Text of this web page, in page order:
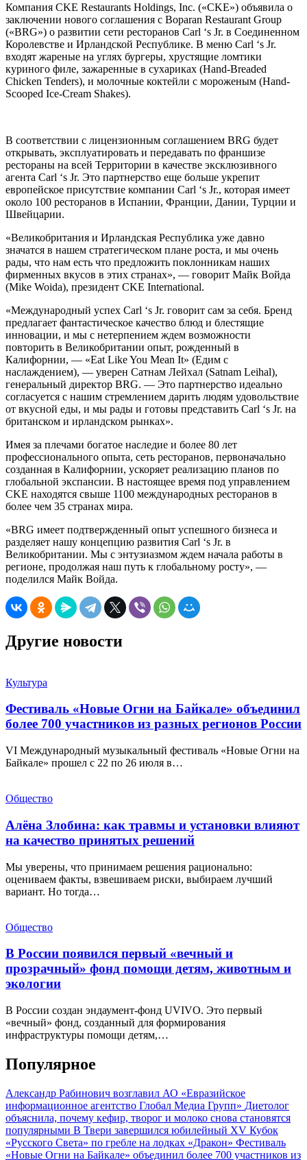
Компания CKE Restaurants Holdings, Inc. («CKE») объявила о
заключении нового соглашения с Boparan Restaurant Group
(«BRG») о развитии сети ресторанов Carl ‘s Jr. в Соединенном
Королевстве и Ирландской Республике. В меню Carl ‘s Jr.
входят жареные на углях бургеры, хрустящие ломтики
куриного филе, зажаренные в сухариках (Hand-Breaded
Chicken Tenders), и молочные коктейли с мороженым (Hand-
Scooped Ice-Cream Shakes).
В соответствии с лицензионным соглашением BRG будет
открывать, эксплуатировать и передавать по франшизе
рестораны на всей Территории в качестве эксклюзивного
агента Carl ‘s Jr. Это партнерство еще больше укрепит
европейское присутствие компании Carl ‘s Jr., которая имеет
около 100 ресторанов в Испании, Франции, Дании, Турции и
Швейцарии.
«Великобритания и Ирландская Республика уже давно
значатся в нашем стратегическом плане роста, и мы очень
рады, что нам есть что предложить поклонникам наших
фирменных вкусов в этих странах», — говорит Майк Войда
(Mike Woida), президент CKE International.
«Международный успех Carl ‘s Jr. говорит сам за себя. Бренд
предлагает фантастическое качество блюд и блестящие
инновации, и мы с нетерпением ждем возможности
повторить в Великобритании опыт, рожденный в
Калифорнии, — «Eat Like You Mean It» (Едим с
наслаждением), — уверен Сатнам Лейхал (Satnam Leihal),
генеральный директор BRG. — Это партнерство идеально
согласуется с нашим стремлением дарить людям удовольствие
от вкусной еды, и мы рады и готовы представить Carl ‘s Jr. на
британском и ирландском рынках».
Имея за плечами богатое наследие и более 80 лет
профессионального опыта, сеть ресторанов, первоначально
созданная в Калифорнии, ускоряет реализацию планов по
глобальной экспансии. В настоящее время под управлением
CKE находятся свыше 1100 международных ресторанов в
более чем 35 странах мира.
«BRG имеет подтвержденный опыт успешного бизнеса и
разделяет нашу концепцию развития Carl ‘s Jr. в
Великобритании. Мы с энтузиазмом ждем начала работы в
регионе, продолжая наш путь к глобальному росту», —
поделился Майк Войда.
Другие новости
Культура
Фестиваль «Новые Огни на Байкале» объединил
более 700 участников из разных регионов России
VI Международный музыкальный фестиваль «Новые Огни на
Байкале» прошел с 22 по 26 июля в…
Общество
Алёна Злобина: как травмы и установки влияют
на качество принятых решений
Мы уверены, что принимаем решения рационально:
оцениваем факты, взвешиваем риски, выбираем лучший
вариант. Но тогда…
Общество
В России появился первый «вечный и
прозрачный» фонд помощи детям, животным и
экологии
В России создан эндаумент-фонд UVIVO. Это первый
«вечный» фонд, созданный для формирования
инфраструктуры помощи детям,…
Популярное
Александр Рабинович возглавил АО «Евразийское
информационное агентство Глобал Медиа Групп» Диетолог
объяснила, почему кефир, творог и молоко снова становятся
популярными В Твери завершился юбилейный XV Кубок
«Русского Света» по гребле на лодках «Дракон» Фестиваль
«Новые Огни на Байкале» объединил более 700 участников из